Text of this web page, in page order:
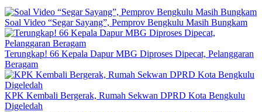
Soal Video “Segar Sayang”, Pemprov Bengkulu Masih Bungkam
Terungkap! 66 Kepala Dapur MBG Diproses Dipecat, Pelanggaran
Beragam
KPK Kembali Bergerak, Rumah Sekwan DPRD Kota Bengkulu
Digeledah